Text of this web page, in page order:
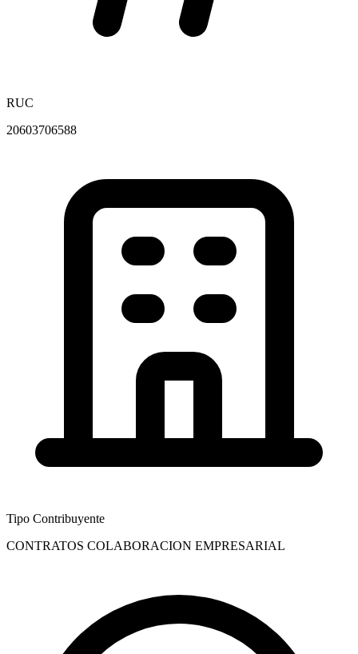
RUC
20603706588
Tipo Contribuyente
CONTRATOS COLABORACION EMPRESARIAL